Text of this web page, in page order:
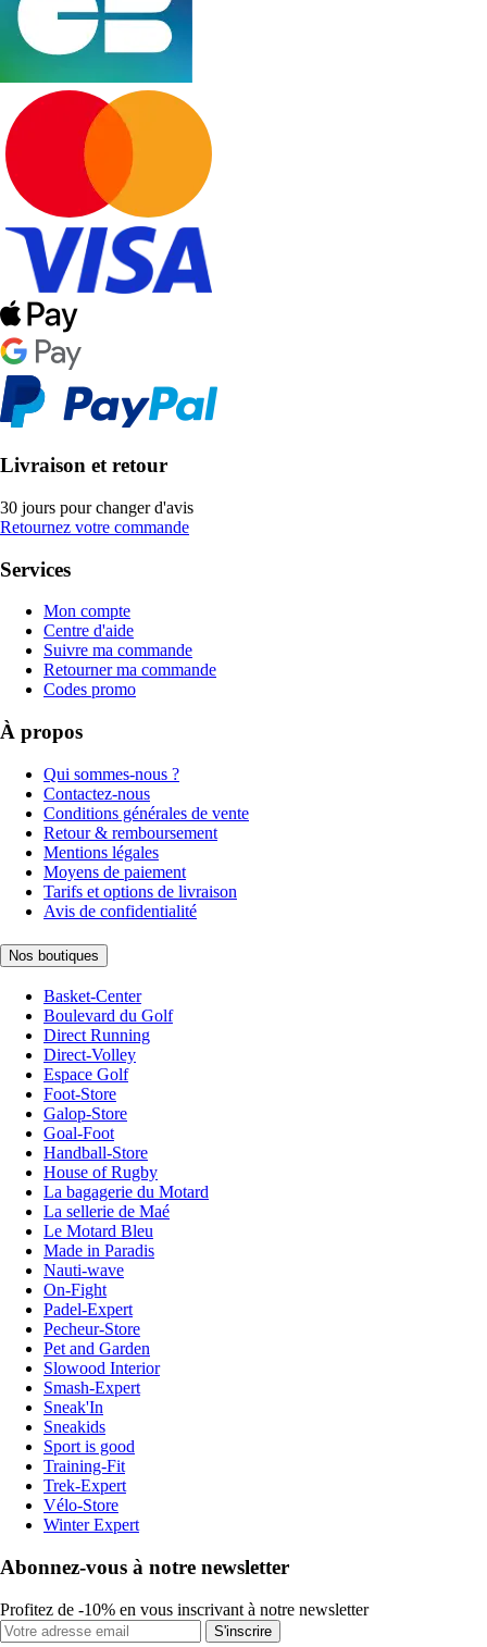
Livraison et retour
30 jours pour changer d'avis
Retournez votre commande
Services
Mon compte
Centre d'aide
Suivre ma commande
Retourner ma commande
Codes promo
À propos
Qui sommes-nous ?
Contactez-nous
Conditions générales de vente
Retour & remboursement
Mentions légales
Moyens de paiement
Tarifs et options de livraison
Avis de confidentialité
Nos boutiques
Basket-Center
Boulevard du Golf
Direct Running
Direct-Volley
Espace Golf
Foot-Store
Galop-Store
Goal-Foot
Handball-Store
House of Rugby
La bagagerie du Motard
La sellerie de Maé
Le Motard Bleu
Made in Paradis
Nauti-wave
On-Fight
Padel-Expert
Pecheur-Store
Pet and Garden
Slowood Interior
Smash-Expert
Sneak'In
Sneakids
Sport is good
Training-Fit
Trek-Expert
Vélo-Store
Winter Expert
Abonnez-vous à notre newsletter
Profitez de -10% en vous inscrivant à notre newsletter
S'inscrire